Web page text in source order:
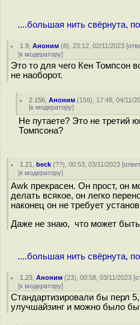
....большая нить свёрнута,
1.9 ,Аноним (8), 23:12, 02/11/2023 [
[к модератору]
Это то для чего Кен Томпсон
не наоборот.
2.156 ,Аноним (156), 17:48, 04/11/
[к модератору]
Не путаете? Это не третий
Томпсона?
1.21 ,beck (??), 00:53, 03/11/2023 [
[к модератору]
Awk прекрасен. Он прост, он
делать всякое, он легко
наконец он не требует
Даже не знаю, что может
....большая нить свёрнута,
1.23 ,Аноним (23), 00:58, 03/11/2023 [
[к модератору]
Стандартизировали бы перл
улучшайзинг и можно было бы